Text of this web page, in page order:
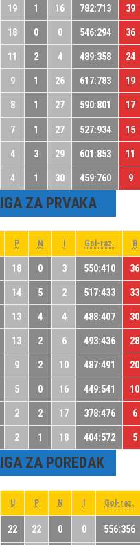
19 1 16 782:713 39
18 0 0 546:294 36
11 2 4 489:358 24
9 1 26 617:783 19
8 1 27 590:801 17
7 1 27 527:934 15
4 3 29 601:853 11
4 1 30 459:760 9
ZA PRVAKA
P N I Gol-raz. B
18 0 3 550:410 36
14 5 2 517:433 33
13 4 4 488:407 30
13 2 6 493:436 28
9 2 10 487:491 20
5 0 16 449:541 10
2 2 17 378:476 6
2 1 18 404:572 5
ZA POREDAK
U P N I Gol-raz.
22 22 0 0 556:356